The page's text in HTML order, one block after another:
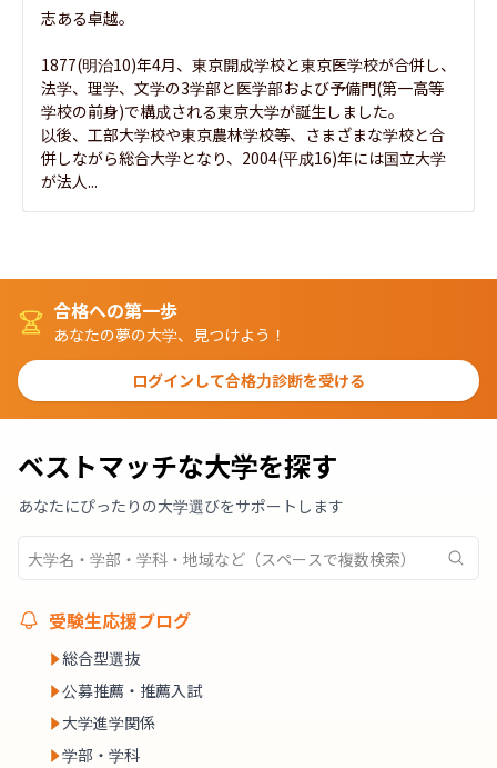
志ある卓越。
1877(明治10)年4月、東京開成学校と東京医学校が合併し、
法学、理学、文学の3学部と医学部および予備門(第一高等
学校の前身)で構成される東京大学が誕生しました。
以後、工部大学校や東京農林学校等、さまざまな学校と合
併しながら総合大学となり、2004(平成16)年には国立大学
が法人...
合格への第一歩
あなたの夢の大学、見つけよう！
ログインして合格力診断を受ける
ベストマッチな大学を探す
あなたにぴったりの大学選びをサポートします
受験生応援ブログ
総合型選抜
公募推薦・推薦入試
大学進学関係
学部・学科